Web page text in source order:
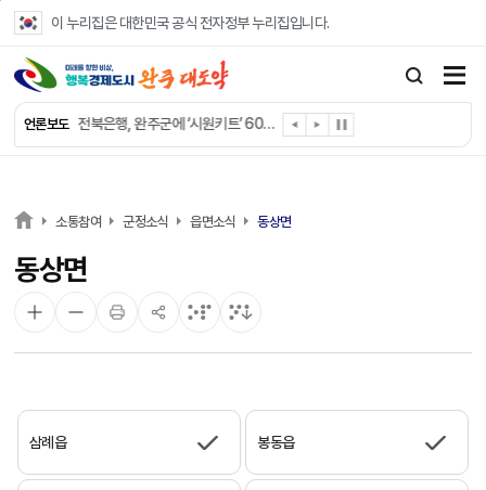
이 누리집은 대한민국 공식 전자정부 누리집입니다.
언론보도
완주 청소년, 삼성 임직원 만나 미래 진로 그린다
전북은행, 완주군에 ‘시원키트’ 60세트 기탁
㈜새눈, 완주군에 성금 1,000만 원 기탁
완주 미래라이온스, 경로당 냉장고 후원
소통참여 군정소식 읍면소식 동상면
동상면
삼례읍 봉동읍